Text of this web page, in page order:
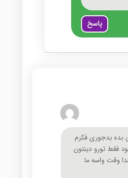
پاسخ
بده بدجوری فکرم
فقط تورو دینتون
وقت واسه ما